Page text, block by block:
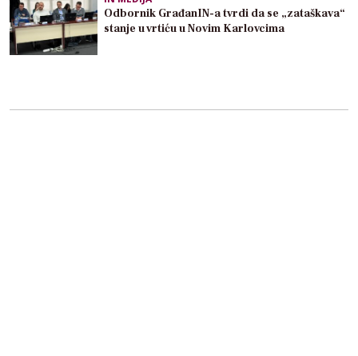
Odbornik GrađanIN-a tvrdi da se „zataškava“
stanje u vrtiću u Novim Karlovcima